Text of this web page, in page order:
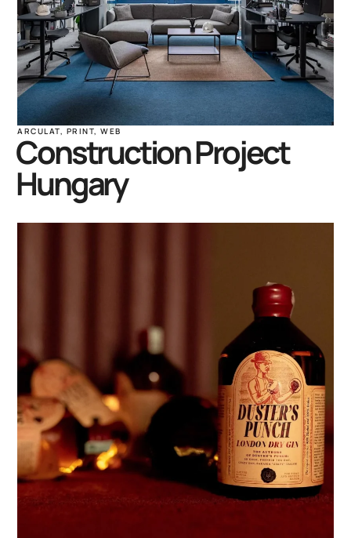
ARCULAT, PRINT,WEB
Construction Project
Hungary